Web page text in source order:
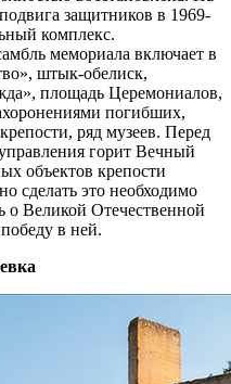
защитников в 1969-
комплекс.
мемориала включает в
штык-обелиск,
площадь Церемониалов,
погибших,
ряд музеев. Перед
горит Вечный
объектов крепости
сделать это необходимо
о Великой Отечественной
в ней.